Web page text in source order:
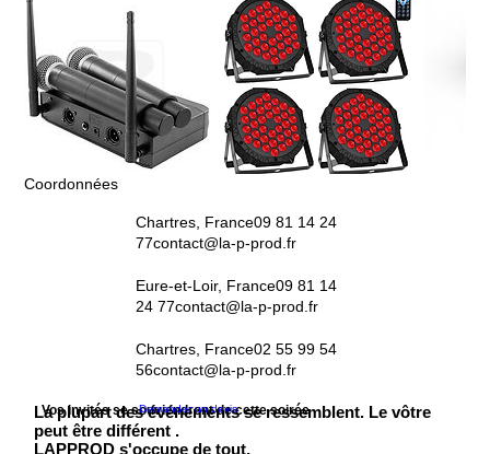
Coordonnées
Chartres, France09 81 14 24
77contact@la-p-prod.fr
Eure-et-Loir, France09 81 14
24 77contact@la-p-prod.fr
Chartres, France02 55 99 54
56contact@la-p-prod.fr
Vos invités se souviendront de cette soirée
La plupart des événements se ressemblent. Le vôtre
peut être différent .
LAPPROD s'occupe de tout.
Demander un devis